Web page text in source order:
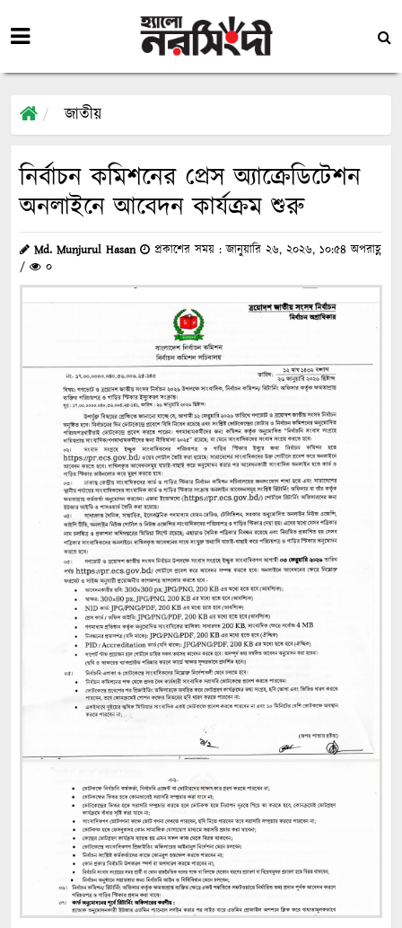
জাতীয়
নির্বাচন কমিশনের প্রেস অ্যাক্রেডিটেশন
অনলাইনে আবেদন কার্যক্রম শুরু
Md. Munjurul Hasan
প্রকাশের সময় : জানুয়ারি ২৬, ২০২৬, ১০:৫৪ অপরাহ্ণ
/
০